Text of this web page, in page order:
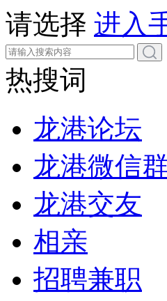
请选择 进入
热搜词
龙港论坛
龙港微信
龙港交友
相亲
招聘兼职